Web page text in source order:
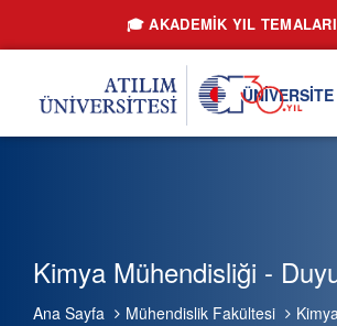
🎓 AKADEMİK YIL TEMALARI
Kimya Mühendisliği -
Ana Sayfa Mühendislik Fakültesi